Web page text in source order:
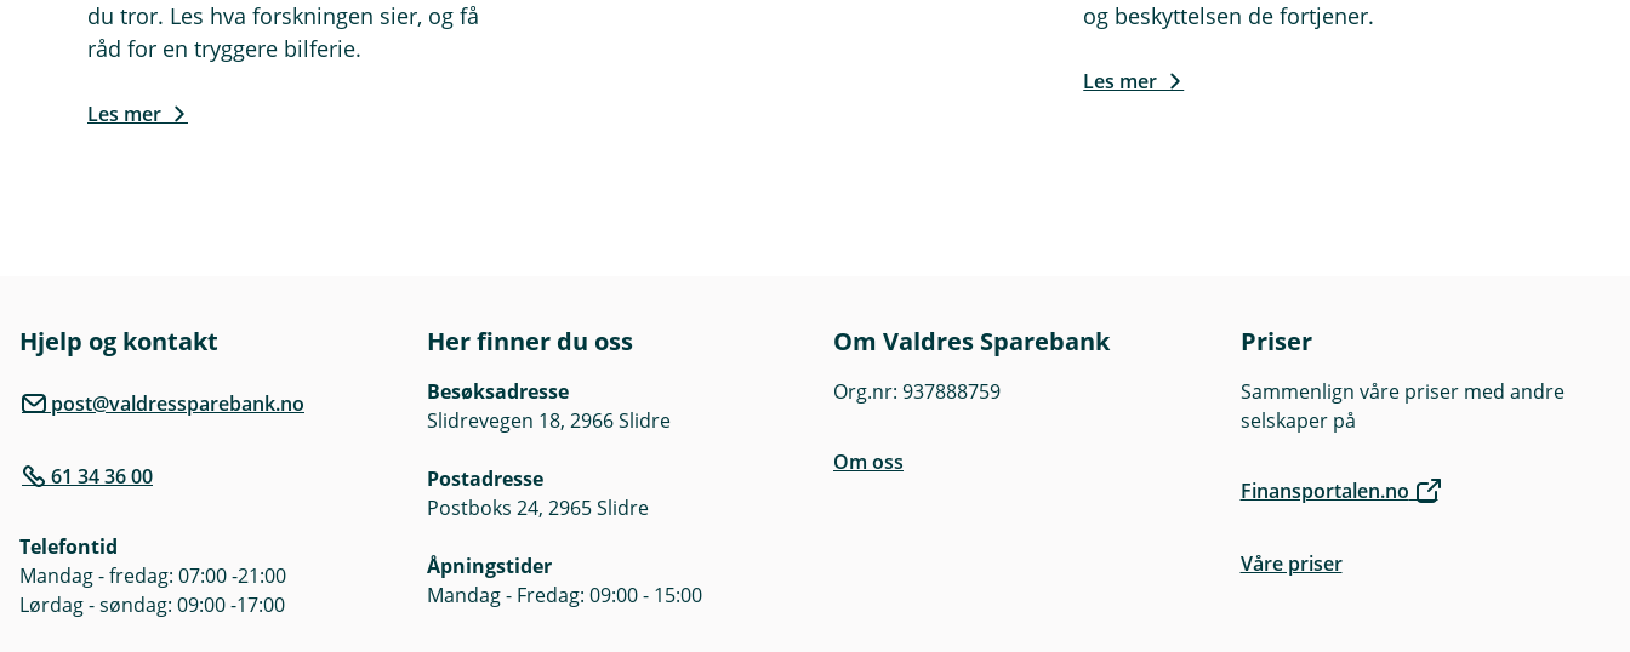
du tror. Les hva forskningen sier, og få
råd for en tryggere bilferie.
Les mer
og beskyttelsen de fortjener.
Les mer
Hjelp og kontakt
post@valdressparebank.no
61 34 36 00
Telefontid
Mandag - fredag: 07:00 -21:00
Lørdag - søndag: 09:00 -17:00
Her finner du oss
Besøksadresse
Slidrevegen 18, 2966 Slidre
Postadresse
Postboks 24, 2965 Slidre
Åpningstider
Mandag - Fredag: 09:00 - 15:00
Om Valdres Sparebank
Org.nr: 937888759
Om oss
Priser
Sammenlign våre priser med andre
selskaper på
Finansportalen.no
Våre priser